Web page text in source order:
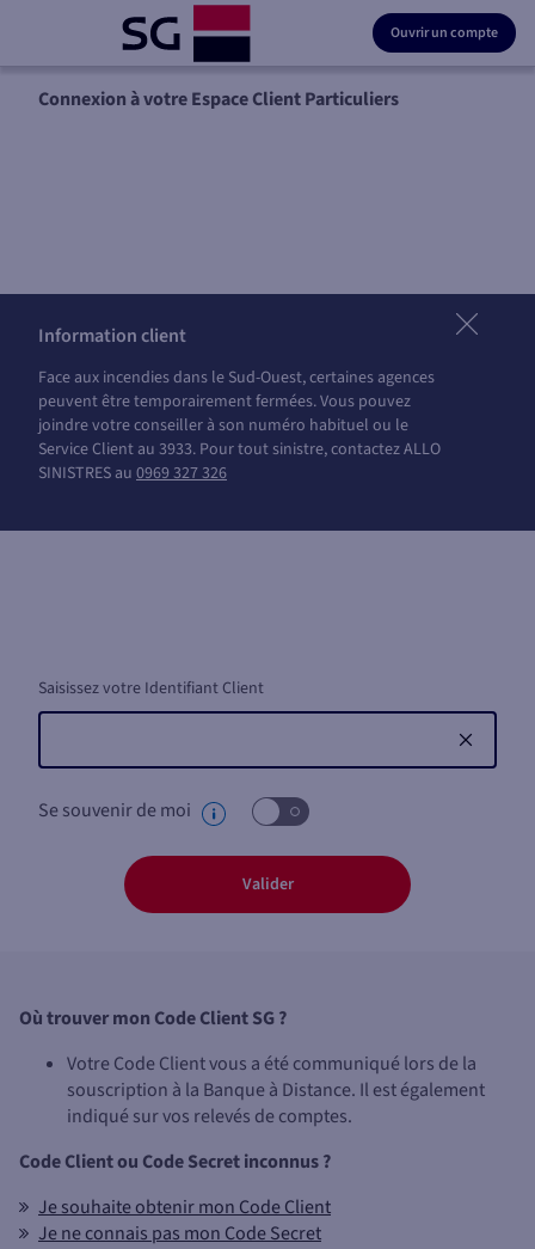
Ouvrir un compte
Connexion à votre Espace Client Particuliers
Information client
Face aux incendies dans le Sud-Ouest, certaines agences
peuvent être temporairement fermées. Vous pouvez
joindre votre conseiller à son numéro habituel ou le
Service Client au 3933. Pour tout sinistre, contactez ALLO
SINISTRES au 0969 327 326
Saisissez votre Identifiant Client
Se souvenir de moi
Valider
Où trouver mon Code Client SG ?
Votre Code Client vous a été communiqué lors de la
souscription à la Banque à Distance. Il est également
indiqué sur vos relevés de comptes.
Code Client ou Code Secret inconnus ?
Je souhaite obtenir mon Code Client
Je ne connais pas mon Code Secret